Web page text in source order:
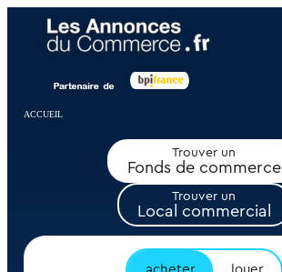
ACCUEIL
Trouver un
Fonds de commerce
Trouver un
Local commercial
Panneau de gestion des cookies